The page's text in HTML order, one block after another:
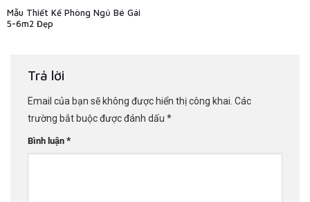
Mẫu Thiết Kế Phòng Ngủ Bé Gái
5-6m2 Đẹp
Trả lời
Email của bạn sẽ không được hiển thị công khai. Các
trường bắt buộc được đánh dấu *
Bình luận *